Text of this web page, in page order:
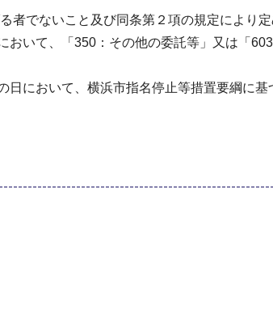
でないこと及び同条第２項の規定により定
いて、「350：その他の委託等」又は「
において、横浜市指名停止等措置要綱に